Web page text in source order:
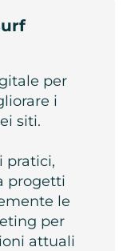
per
i
siti.
pratici,
progetti
le
per
attuali